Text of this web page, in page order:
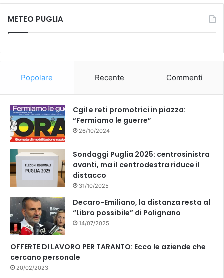
c
k
u
METEO PUGLIA
Popolare Recente Commenti
Cgil e reti promotrici in piazza:
“Fermiamo le guerre”
26/10/2024
Sondaggi Puglia 2025: centrosinistra
avanti, ma il centrodestra riduce il
distacco
31/10/2025
Decaro-Emiliano, la distanza resta al
“Libro possibile” di Polignano
14/07/2025
OFFERTE DI LAVORO PER TARANTO: Ecco le aziende che
cercano personale
20/02/2023